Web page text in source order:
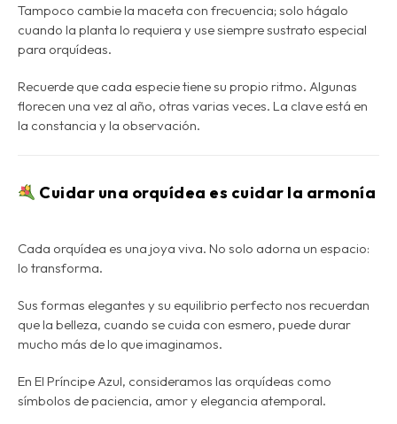
Tampoco cambie la maceta con frecuencia; solo hágalo
cuando la planta lo requiera y use siempresustrato especial
para orquídeas.
Recuerde que cada especie tiene su propio ritmo. Algunas
florecen una vez al año, otras varias veces. La clave está en
la constancia y la observación.
Cuidar una orquídea es cuidar la armonía
Cada orquídea es una joya viva. No solo adorna un espacio:
lo transforma.
Sus formas elegantes y su equilibrio perfecto nos recuerdan
que la belleza, cuando se cuida con esmero, puede durar
mucho más de lo que imaginamos.
En El Príncipe Azul, consideramos las orquídeas como
símbolos de paciencia, amor y elegancia atemporal.